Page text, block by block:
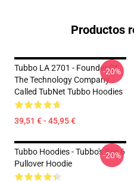
Productos
Tubbo LA 2701 - Founder Of
The Technology Company
Called TubNet Tubbo Hoodies
39,51 € - 45,95 €
-20%
Tubbo Hoodies - Tubbo's Bee 6
Pullover Hoodie
-20%